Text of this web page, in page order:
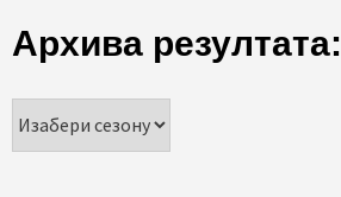
Архива резултата: